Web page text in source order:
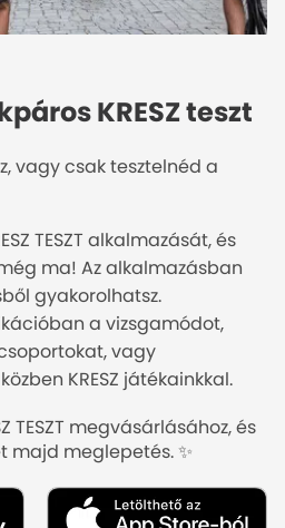
KRESZ teszt
vagy csak tesztelnéd a
TESZT alkalmazását, és
ma! Az alkalmazásban
gyakorolhatsz.
a vizsgamódot,
vagy
KRESZ játékainkkal.
TESZT megvásárlásához, és
meglepetés. ✨